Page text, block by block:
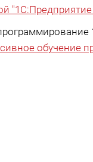
"1C:Предприятие
обучение